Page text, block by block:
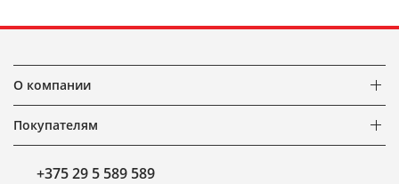
О компании
Покупателям
+375 29 5 589 589